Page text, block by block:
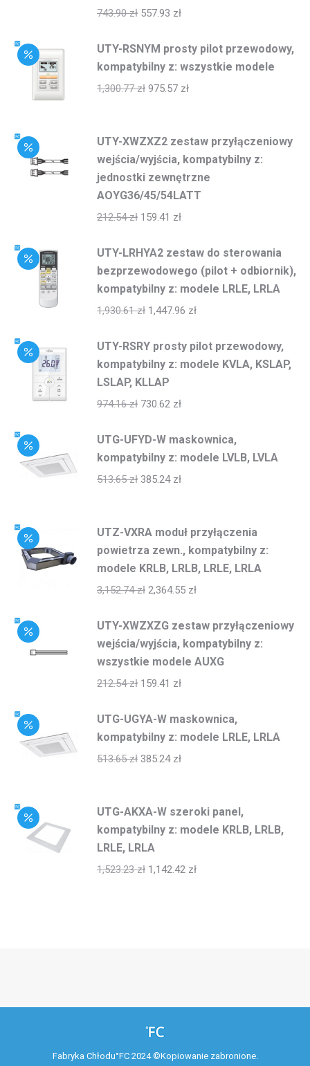
743.90zł 557.93 zł
UTY-RSNYM prosty pilot przewodowy,
kompatybilny z: wszystkie modele
1,300.77zł 975.57 zł
UTY-XWZXZ2 zestaw przyłączeniowy
wejścia/wyjścia, kompatybilny z:
jednostki zewnętrzne
AOYG36/45/54LATT
212.54zł 159.41 zł
UTY-LRHYA2 zestaw do sterowania
bezprzewodowego (pilot + odbiornik),
kompatybilny z: modele LRLE, LRLA
1,930.61zł 1,447.96 zł
UTY-RSRY prosty pilot przewodowy,
kompatybilny z: modele KVLA, KSLAP,
LSLAP, KLLAP
974.16zł 730.62 zł
UTG-UFYD-W maskownica,
kompatybilny z: modele LVLB, LVLA
513.65zł 385.24 zł
UTZ-VXRA moduł przyłączenia
powietrza zewn., kompatybilny z:
modele KRLB, LRLB, LRLE, LRLA
3,152.74zł 2,364.55 zł
UTY-XWZXZG zestaw przyłączeniowy
wejścia/wyjścia, kompatybilny z:
wszystkie modele AUXG
212.54zł 159.41 zł
UTG-UGYA-W maskownica,
kompatybilny z: modele LRLE, LRLA
513.65zł 385.24 zł
UTG-AKXA-W szeroki panel,
kompatybilny z: modele KRLB, LRLB,
LRLE, LRLA
1,523.23zł 1,142.42 zł
Fabryka Chłodu°FC 2024 ©Kopiowanie zabronione.